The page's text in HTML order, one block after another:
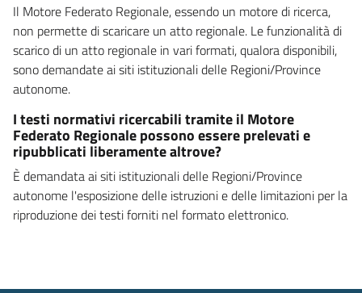
Il Motore Federato Regionale, essendo un motore di ricerca,
non permette di scaricare un atto regionale. Le funzionalità di
scarico di un atto regionale in vari formati, qualora disponibili,
sono demandate ai siti istituzionali delle Regioni/Province
autonome.
I testi normativi ricercabili tramite il Motore
Federato Regionale possono essere prelevati e
ripubblicati liberamente altrove?
È demandata ai siti istituzionali delle Regioni/Province
autonome l'esposizione delle istruzioni e delle limitazioni per la
riproduzione dei testi forniti nel formato elettronico.